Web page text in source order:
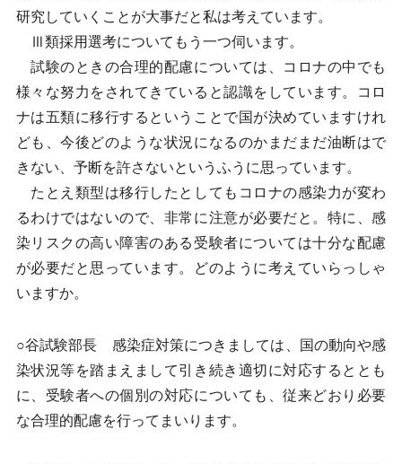
研究していくことが大事だと私は考えています。
Ⅲ類採用選考についてもう一つ伺います。
試験のときの合理的配慮については、コロナの中でも
様々な努力をされてきていると認識をしています。コロ
ナは五類に移行するということで国が決めていますけれ
ども、今後どのような状況になるのかまだまだ油断はで
きない、予断を許さないというふうに思っています。
たとえ類型は移行したとしてもコロナの感染力が変わ
るわけではないので、非常に注意が必要だと。特に、感
染リスクの高い障害のある受験者については十分な配慮
が必要だと思っています。どのように考えていらっしゃ
いますか。
○谷試験部長 感染症対策につきましては、国の動向や感
染状況等を踏まえまして引き続き適切に対応するととも
に、受験者への個別の対応についても、従来どおり必要
な合理的配慮を行ってまいります。